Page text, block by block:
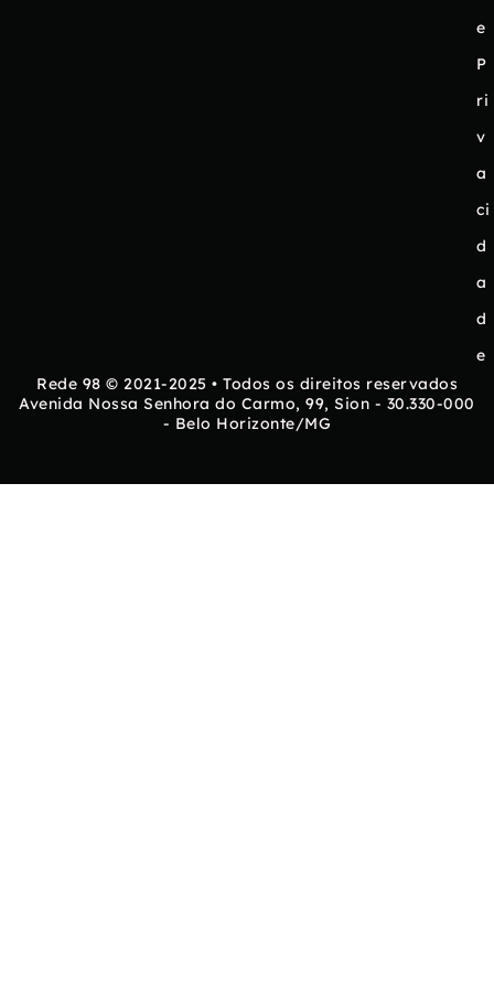
e
P
ri
v
a
ci
d
a
d
e
Rede 98 © 2021-2025 • Todos os direitos reservados
Avenida Nossa Senhora do Carmo, 99, Sion - 30.330-000
- Belo Horizonte/MG